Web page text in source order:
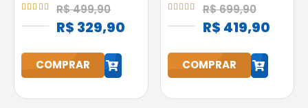
h
R$499,90
R$ 329,90
COMPRAR h
Google
Assistente
R$699,90
R$ 419,90
COMPRAR